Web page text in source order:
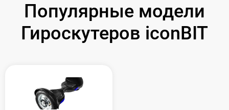
Популярные модели
Гироскутеров iconBIT